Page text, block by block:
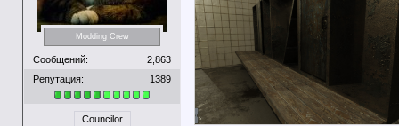
Modding Crew
Сообщений:
2,863
Репутация:
1389
Councilor